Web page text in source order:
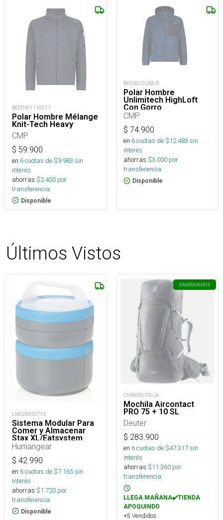
BESTH01110011
Polar Hombre Mélange
Knit-Tech Heavy
CMP
$ 59.900
en 6cuotas de $9.983 sin
interés
ahorras $2.400 por
transferencia.
Disponible
BH290102BA-R
Polar Hombre
Unlimitech HighLoft
Con Gorro
CMP
$ 74.900
en 6cuotas de $12.483 sin
interés
ahorras $3.000 por
transferencia.
Disponible
Últimos Vistos
LMO260507FE
Sistema Modular Para
Comer y Almacenar
Stax XL/Eatsystem
Humangear
$ 42.990
en 6cuotas de $7.165sin
interés
ahorras $1.720 por
transferencia.
Disponible
ENVÍOGRATIS
CHM090700JA
Mochila Aircontact
PRO 75 + 10 SL
Deuter
$ 283.900
en 6cuotas de $47.317sin
interés
ahorras $11.360 por
transferencia.
LLEGA MAÑANA✔️TIENDA
APOQUINDO
+5 Vendidos